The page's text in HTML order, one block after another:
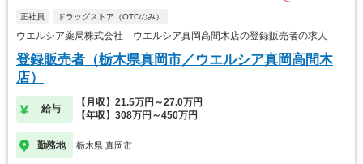
正社員 ドラッグストア（OTCのみ）
ウエルシア薬局株式会社 ウエルシア真岡高間木店の登録販売者の求人
登録販売者（栃木県真岡市／ウエルシア真岡高間木
店）
給与
【月収】21.5万円～27.0万円
【年収】308万円～450万円
勤務地 栃木県 真岡市